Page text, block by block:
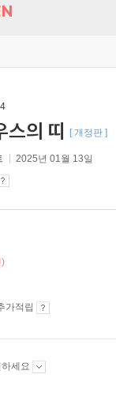
스의 띠 [ 개정판 ]
2025년 01월 13일
)
가적립
세요